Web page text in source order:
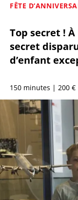
FÊTE
Top secret !
secret
d’enfant
150 minutes | 200 €